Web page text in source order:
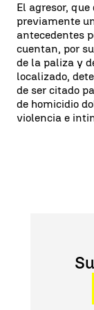
El agresor,
previamente
antecedentes
cuentan, por
de la paliza y
localizado,
de ser citado
de homicidio
violencia e